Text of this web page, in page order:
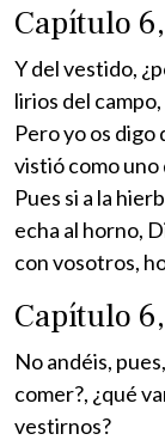
Capítulo
Y del vestido,
lirios del
Pero yo os digo
vistió como uno
Pues si a la
echa al horno,
con vosotros,
Capítulo
No andéis,
comer?, ¿qué
vestirnos?